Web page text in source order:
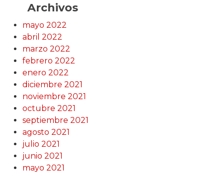
Archivos
mayo 2022
abril 2022
marzo 2022
febrero 2022
enero 2022
diciembre 2021
noviembre 2021
octubre 2021
septiembre 2021
agosto 2021
julio 2021
junio 2021
mayo 2021